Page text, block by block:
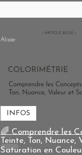
🌈 Comprendre les
Teinte, Ton, Nuance,
Saturation en
INFOS
Alizée